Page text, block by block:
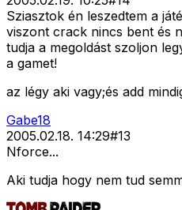
Sziasztok én leszedtem a
viszont crack nincs bent és
tudja a megoldást szoljon
a gamet!
az légy aki vagy;és add
Gabe18
2005.02.18. 14:29#13
Nforce...
Aki tudja hogy nem tud